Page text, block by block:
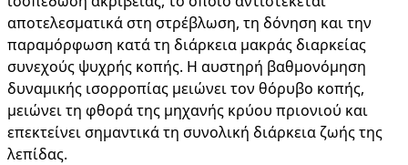
αποτελεσματικά στη στρέβλωση, τη δόνηση και την
παραμόρφωση κατά τη διάρκεια μακράς διαρκείας
συνεχούς ψυχρής κοπής. Η αυστηρή βαθμονόμηση
δυναμικής ισορροπίας μειώνει τον θόρυβο κοπής,
μειώνει τη φθορά της μηχανής κρύου πριονιού και
επεκτείνει σημαντικά τη συνολική διάρκεια ζωής της
λεπίδας.